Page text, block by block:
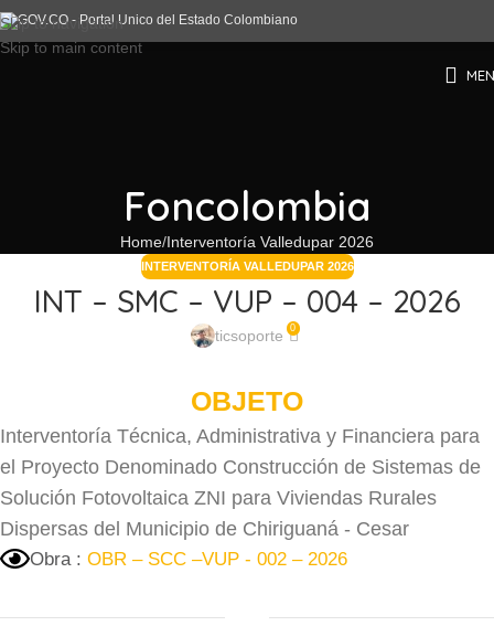
Skip to navigation
Skip to main content
Foncolombia
Home Interventoría Valledupar 2026
INTERVENTORÍA VALLEDUPAR 2026
INT – SMC – VUP – 004 – 2026
ticsoporte 0
OBJETO
Interventoría Técnica, Administrativa y Financiera para
el Proyecto Denominado Construcción de Sistemas de
Solución Fotovoltaica ZNI para Viviendas Rurales
Dispersas del Municipio de Chiriguaná - Cesar
Obra : OBR – SCC –VUP - 002 – 2026